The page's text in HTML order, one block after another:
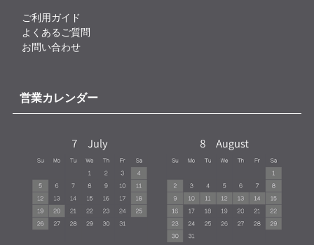
ご利用ガイド
よくあるご質問
お問い合わせ
営業カレンダー